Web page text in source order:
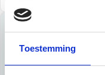
Toestemming
Tips